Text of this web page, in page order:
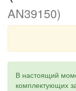
AN39150)
В настоящий
комплектующих